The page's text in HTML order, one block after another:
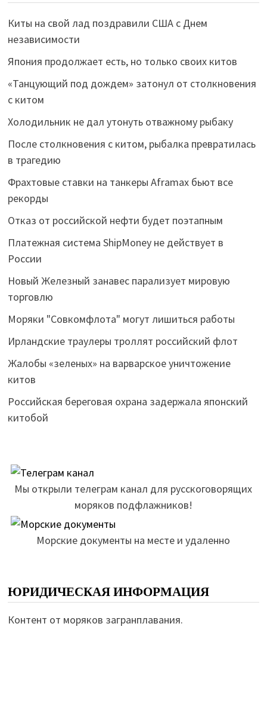
Киты на свой лад поздравили США с Днем
независимости
Япония продолжает есть, но только своих китов
«Танцующий под дождем» затонул от столкновения
с китом
Холодильник не дал утонуть отважному рыбаку
После столкновения с китом, рыбалка превратилась
в трагедию
Фрахтовые ставки на танкеры Aframax бьют все
рекорды
Отказ от российской нефти будет поэтапным
Платежная система ShipMoney не действует в
России
Новый Железный занавес парализует мировую
торговлю
Моряки "Совкомфлота" могут лишиться работы
Ирландские траулеры троллят российский флот
Жалобы «зеленых» на варварское уничтожение
китов
Российская береговая охрана задержала японский
китобой
Мы открыли телеграм канал для русскоговорящих
моряков подфлажников!
Морские документы на месте и удаленно
ЮРИДИЧЕСКАЯ ИНФОРМАЦИЯ
Контент от моряков загранплавания.